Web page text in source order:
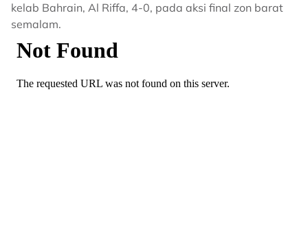
kelab Bahrain, Al Riffa, 4-0, pada aksi final zon barat
semalam.